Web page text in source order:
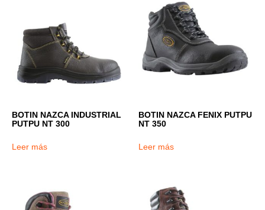
BOTIN NAZCA INDUSTRIAL
PUTPU NT 300
Leer más
BOTIN NAZCA FENIX PUTPU
NT 350
Leer más